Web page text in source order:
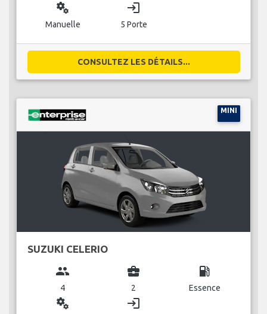
miscellaneous_services
Manuelle
login
5 Porte
CONSULTEZ LES DÉTAILS...
MINI
SUZUKI CELERIO
group
4
business_center
2
local_gas_station
Essence
miscellaneous_services login